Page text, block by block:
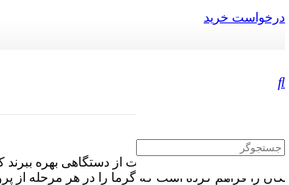
درخواست خرید
و صنایع غذایی هم بایست از دستگاهی بهره ببرند
را فراهم کرده است که گرما را در هر مرحله